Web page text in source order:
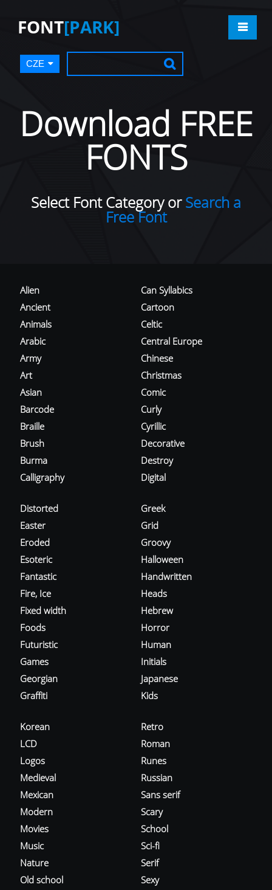
FONT[PARK]
CZE
Download FREE
FONTS
Select Font Category orSearch a
Free Font
Alien
Ancient
Animals
Arabic
Army
Art
Asian
Barcode
Braille
Brush
Burma
Calligraphy
Can Syllabics
Cartoon
Celtic
Central Europe
Chinese
Christmas
Comic
Curly
Cyrillic
Decorative
Destroy
Digital
Distorted
Easter
Eroded
Esoteric
Fantastic
Fire, Ice
Fixed width
Foods
Futuristic
Games
Georgian
Graffiti
Greek
Grid
Groovy
Halloween
Handwritten
Heads
Hebrew
Horror
Human
Initials
Japanese
Kids
Korean
LCD
Logos
Medieval
Mexican
Modern
Movies
Music
Nature
Old school
Retro
Roman
Runes
Russian
Sans serif
Scary
School
Sci-fi
Serif
Sexy